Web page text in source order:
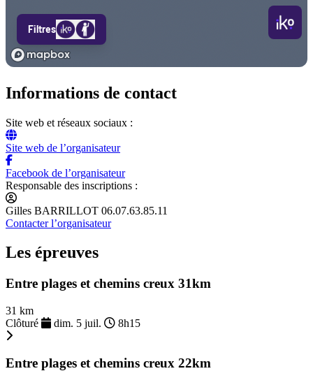
Informations de contact
Site web et réseaux sociaux :
Site web de l’organisateur
Facebook de l’organisateur
Responsable des inscriptions :
Gilles BARRILLOT 06.07.63.85.11
Contacter l’organisateur
Les épreuves
Entre plages et chemins creux 31km
31 km
Clôturé
dim. 5 juil. 8h15
Entre plages et chemins creux 22km